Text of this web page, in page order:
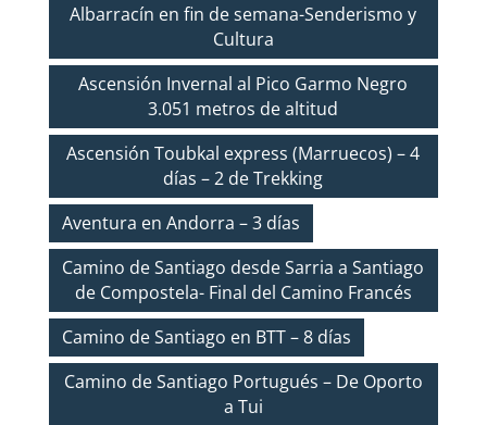
Albarracín en fin de semana-Senderismo y
Cultura
Ascensión Invernal al Pico Garmo Negro
3.051 metros de altitud
Ascensión Toubkal express (Marruecos) – 4
días – 2 de Trekking
Aventura en Andorra – 3 días
Camino de Santiago desde Sarria a Santiago
de Compostela- Final del Camino Francés
Camino de Santiago en BTT – 8 días
Camino de Santiago Portugués – De Oporto
a Tui